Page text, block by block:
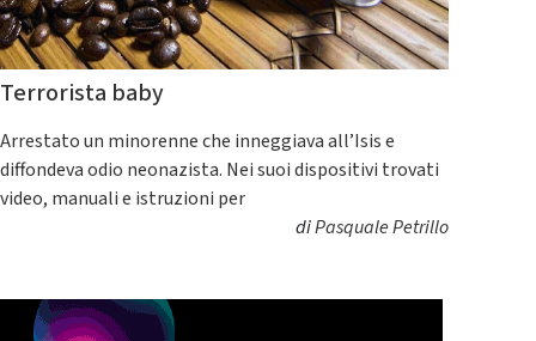
Terrorista baby
Arrestato un minorenne che inneggiava all’Isis e
diffondeva odio neonazista. Nei suoi dispositivi trovati
video, manuali e istruzioni per
diPasquale Petrillo